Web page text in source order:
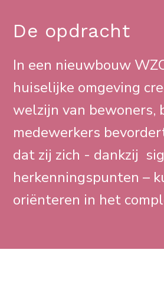
De opdracht
In een nieuwbouw
huiselijke omgeving
welzijn van bewoners,
medewerkers
dat zij zich - dankzij
herkenningspunten –
oriënteren in het